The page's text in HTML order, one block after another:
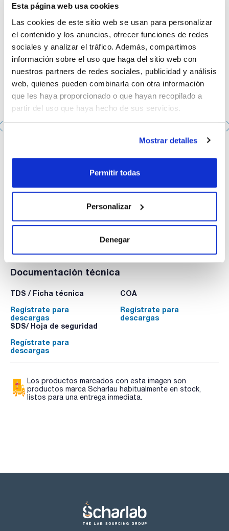
Esta página web usa cookies
Las cookies de este sitio web se usan para personalizar
el contenido y los anuncios, ofrecer funciones de redes
sociales y analizar el tráfico. Además, compartimos
información sobre el uso que haga del sitio web con
nuestros partners de redes sociales, publicidad y análisis
web, quienes pueden combinarla con otra información
que les haya proporcionado o que hayan recopilado a
partir del uso que haya hecho de sus servicios.
Mostrar detalles
Permitir todas
Personalizar
Denegar
P332+P313 - P337+P313
ESPECIFICACIONES
concentración : 995 - 1005 mg/l
incertidumbre ± 5 mg/l
Esta solución patrón es trazable a Material de Referencia
Patrón de NIST.
Te puede interesar
Ácido nítrico, 69%, Ultratrace®, para análisis de trazas
Envase: x 1 l :: Plastic bottle
Disponibilidad Ver stock
Comprar
Documentación técnica
TDS / Ficha técnica
Regístrate para
descargas
COA
Regístrate para
descargas
SDS/ Hoja de seguridad
Regístrate para
descargas
Los productos marcados con esta imagen son
productos marca Scharlau habitualmente en stock,
listos para una entrega inmediata.